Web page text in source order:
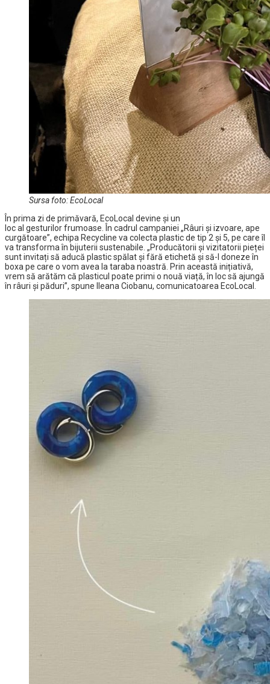
Sursa foto: EcoLocal
În prima zi de primăvară, EcoLocal devine și un
loc al gesturilor frumoase. În cadrul campaniei „Râuri și izvoare, ape
curgătoare”, echipa Recycline va colecta plastic de tip 2 și 5, pe care îl
va transforma în bijuterii sustenabile. „Producătorii și vizitatorii pieței
sunt invitați să aducă plastic spălat și fără etichetă și să-l doneze în
boxa pe care o vom avea la taraba noastră. Prin această inițiativă,
vrem să arătăm că plasticul poate primi o nouă viață, în loc să ajungă
în râuri și păduri”, spune Ileana Ciobanu, comunicatoarea EcoLocal.